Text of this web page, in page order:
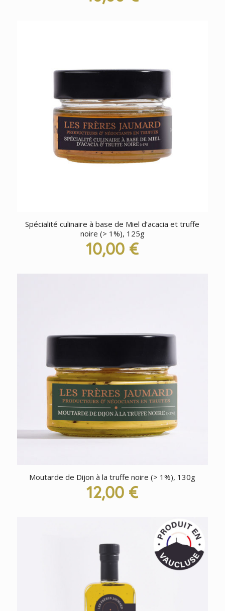
Spécialité culinaire à base de Miel d’acacia et truffe
noire (> 1%), 125g
10,00 €
Moutarde de Dijon à la truffe noire (> 1%), 130g
12,00 €